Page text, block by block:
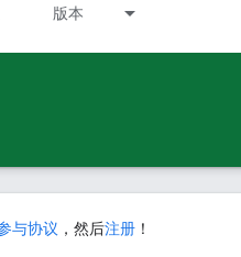
版本
与协议 ，然后注册 ！